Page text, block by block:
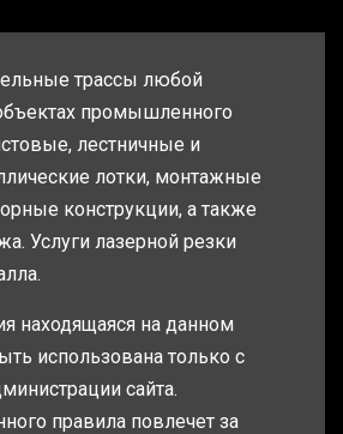
трассы любой
промышленного
лестничные и
лотки, монтажные
конструкции, а также
Услуги лазерной резки
находящаяся на данном
использована только с
сайта.
правила повлечет за